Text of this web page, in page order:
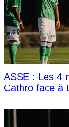
ASSE : Les 4
Cathro face à